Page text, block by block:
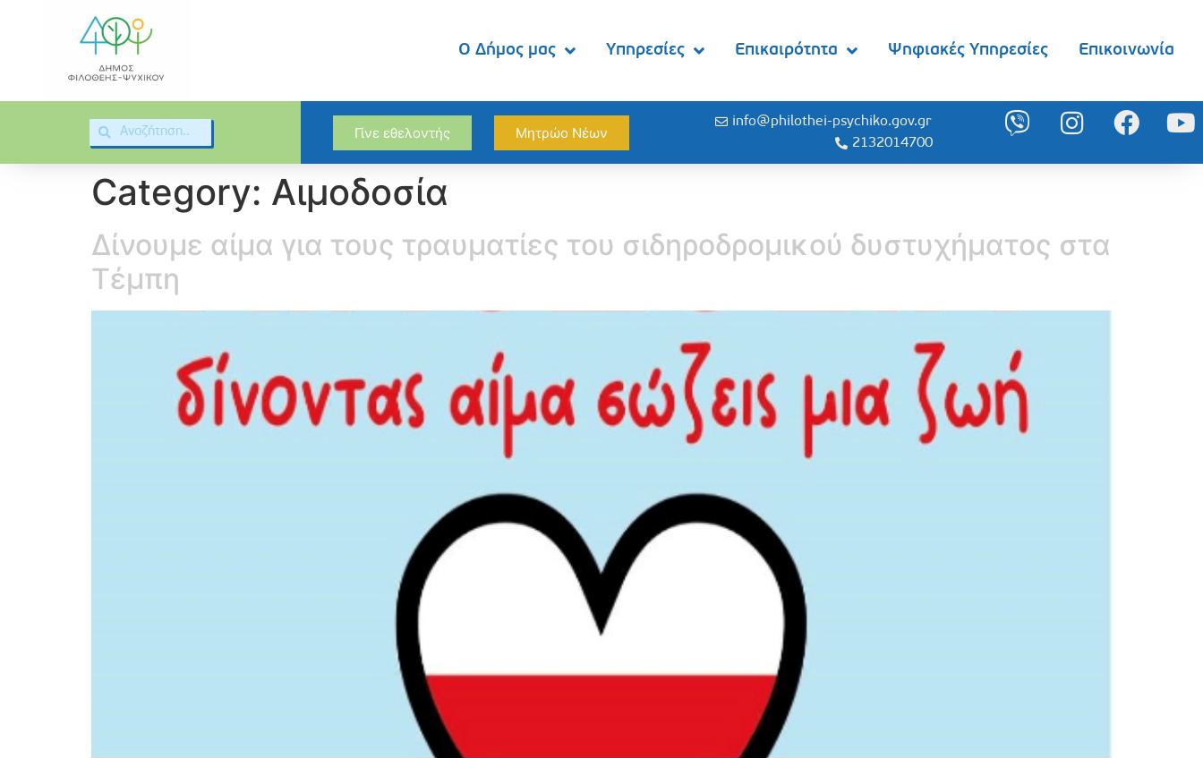
Ο Δήμος μας Υπηρεσίες Επικαιρότητα Ψηφιακές Υπηρεσίες Επικοινωνία
Γίνε εθελοντής Μητρώο Νέων
info@philothei-psychiko.gov.gr
2132014700
Category: Αιμοδοσία
Δίνουμε αίμα για τους τραυματίες του σιδηροδρομικού δυστυχήματος στα
Τέμπη